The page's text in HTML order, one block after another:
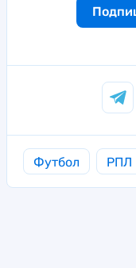
Футбол РПЛ